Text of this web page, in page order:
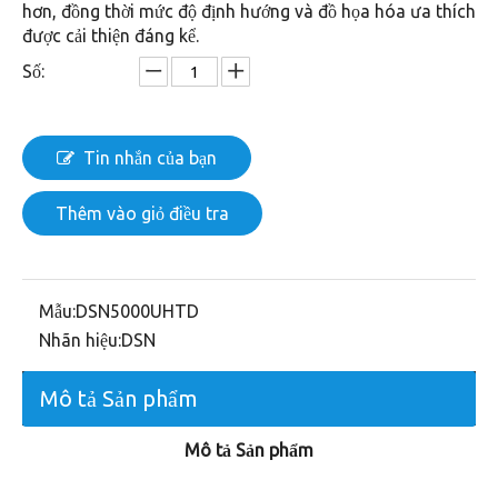
hơn, đồng thời mức độ định hướng và đồ họa hóa ưa thích
được cải thiện đáng kể.
Số:
Tin nhắn của bạn
Thêm vào giỏ điều tra
Mẫu:DSN5000UHTD
Nhãn hiệu:DSN
Mô tả Sản phẩm
Mô tả Sản phẩm